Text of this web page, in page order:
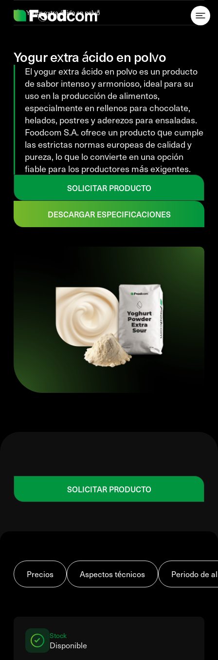
Yogur extra ácido en polvo
Yogur extra ácido en polvo
El yogur extra ácido en polvo es un producto
de sabor intenso y armonioso, ideal para su
uso en la producción de alimentos,
especialmente en rellenos para chocolate,
helados, postres y aderezos para ensaladas.
Foodcom S.A. ofrece un producto que cumple
las estrictas normas europeas de calidad y
pureza, lo que lo convierte en una opción
fiable para los productores más exigentes.
SOLICITAR PRODUCTO
DESCARGAR ESPECIFICACIONES
SOLICITAR PRODUCTO
Precios Aspectos técnicos Periodo de
Stock
Disponible